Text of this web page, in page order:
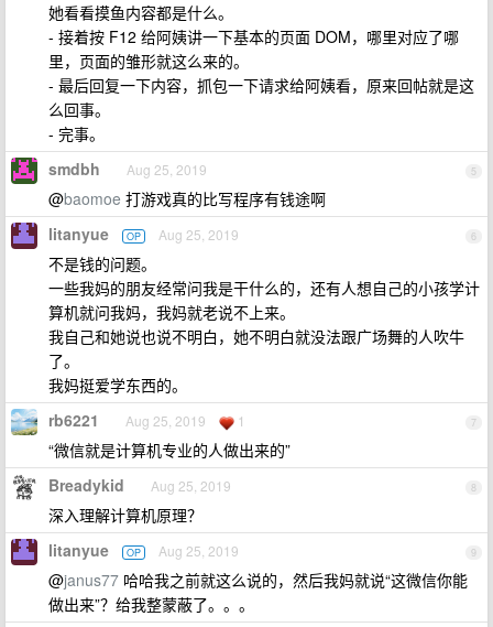
她看看摸鱼内容都是什么。
- 接着按 F12 给阿姨讲一下基本的页面 DOM，哪里对应了哪
里，页面的雏形就这么来的。
- 最后回复一下内容，抓包一下请求给阿姨看，原来回帖就是这
么回事。
- 完事。
5
smdbh Aug 25, 2019
@baomoe 打游戏真的比写程序有钱途啊
6
litanyue OP Aug 25, 2019
不是钱的问题。
一些我妈的朋友经常问我是干什么的，还有人想自己的小孩学计
算机就问我妈，我妈就老说不上来。
我自己和她说也说不明白，她不明白就没法跟广场舞的人吹牛
了。
我妈挺爱学东西的。
7
rb6221 Aug 25, 2019 1
“微信就是计算机专业的人做出来的”
8
Breadykid Aug 25, 2019
深入理解计算机原理？
9
litanyue OP Aug 25, 2019
@janus77 哈哈我之前就这么说的，然后我妈就说“这微信你能
做出来”？给我整蒙蔽了。。。